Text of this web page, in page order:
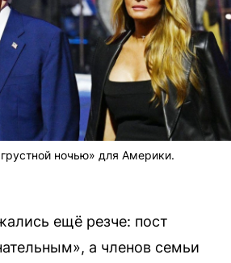
ночью» для Америки.
ещё резче: пост
а членов семьи